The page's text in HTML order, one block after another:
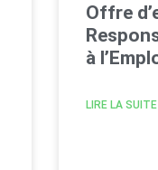
Offre
à
LIRE LA